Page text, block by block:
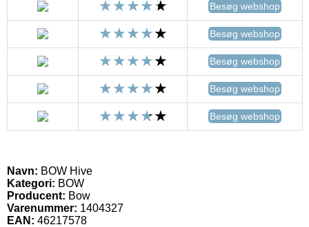
Besøg webshop
Besøg webshop
Besøg webshop
Besøg webshop
Besøg webshop
Navn: BOW Hive
Kategori: BOW
Producent: Bow
Varenummer: 1404327
EAN: 46217578